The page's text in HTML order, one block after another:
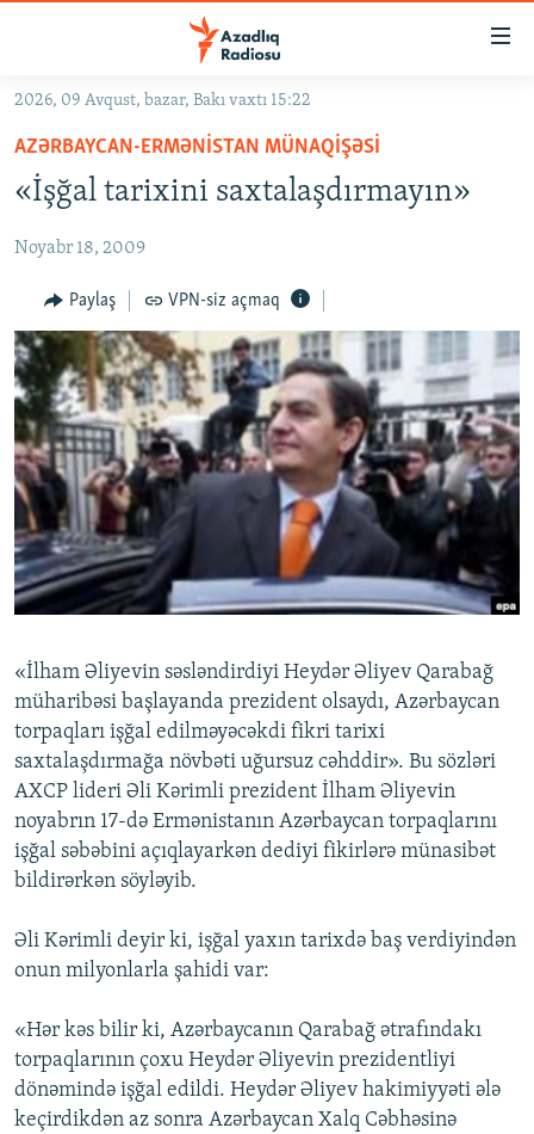
Əsas
qayıt
Əsas
naviqasiyaya
qayıt
#İZAHLA
KORRUPSIOMETR
#ƏSLINDƏ
FƏRQƏ BAX
QANUNI DOĞRU
ARAŞDIRMA
MULTIMEDIA
VIDEO
FOTOQALEREYA
İNFOQRAFIKA
KARIKATURA
RADIO ARXIV
OXU ZALI
AZƏRBAYCAN ƏDƏBIYYATI KITABXANASI
İSLAM VƏ DEMOKRATIYA
HAQQIMIZDA
MISSIYAMIZ
PEŞƏ ETIKASI VƏ JURNALISTIKA STANDARTLARIMIZ
AZADLIQRADIOSU MOBIL TELEFONUNUZDA
BIZIMLƏ ƏLAQƏ
XƏBƏR BÜLLETENLƏRIMIZ
BIZI IZLƏ
RFE/RL-in bütün saytları
2026, 09 Avqust, bazar, Bakı vaxtı 15:22
AZƏRBAYCAN-ERMƏNISTAN MÜNAQIŞƏSI
«İşğal tarixini saxtalaşdırmayın»
Noyabr 18, 2009
Paylaş VPN-siz açmaq
«İlham Əliyevin səsləndirdiyi Heydər Əliyev Qarabağ
müharibəsi başlayanda prezident olsaydı, Azərbaycan
torpaqları işğal edilməyəcəkdi fikri tarixi
saxtalaşdırmağa növbəti uğursuz cəhddir». Bu sözləri
AXCP lideri Əli Kərimli prezident İlham Əliyevin
noyabrın 17-də Ermənistanın Azərbaycan torpaqlarını
işğal səbəbini açıqlayarkən dediyi fikirlərə münasibət
bildirərkən söyləyib.
Əli Kərimli deyir ki, işğal yaxın tarixdə baş verdiyindən
onun milyonlarla şahidi var:
«Hər kəs bilir ki, Azərbaycanın Qarabağ ətrafındakı
torpaqlarının çoxu Heydər Əliyevin prezidentliyi
dönəmində işğal edildi. Heydər Əliyev hakimiyyəti ələ
keçirdikdən az sonra Azərbaycan Xalq Cəbhəsinə